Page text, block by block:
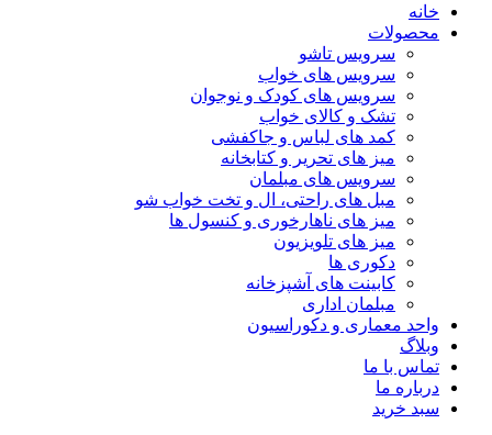
خانه
محصولات
سرویس تاشو
سرویس های خواب
سرویس های کودک و نوجوان
تشک و کالای خواب
کمد های لباس و جاکفشی
میز های تحریر و کتابخانه
سرویس های مبلمان
مبل های راحتی، ال و تخت خواب شو
میز های ناهارخوری و کنسول ها
میز های تلویزیون
دکوری ها
کابینت های آشپزخانه
مبلمان اداری
واحد معماری و دکوراسیون
وبلاگ
تماس با ما
درباره ما
سبد خرید